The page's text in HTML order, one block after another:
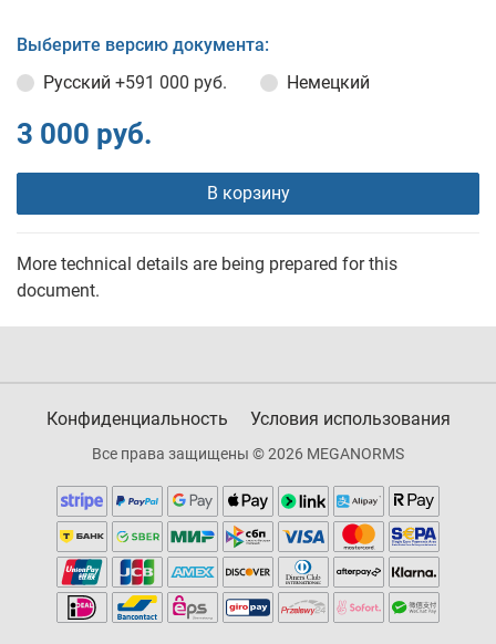
Выберите версию документа:
Русский +591 000 руб. Немецкий
3 000 руб.
В корзину
More technical details are being prepared for this
document.
Конфиденциальность Условия использования
Все права защищены © 2026 MEGANORMS